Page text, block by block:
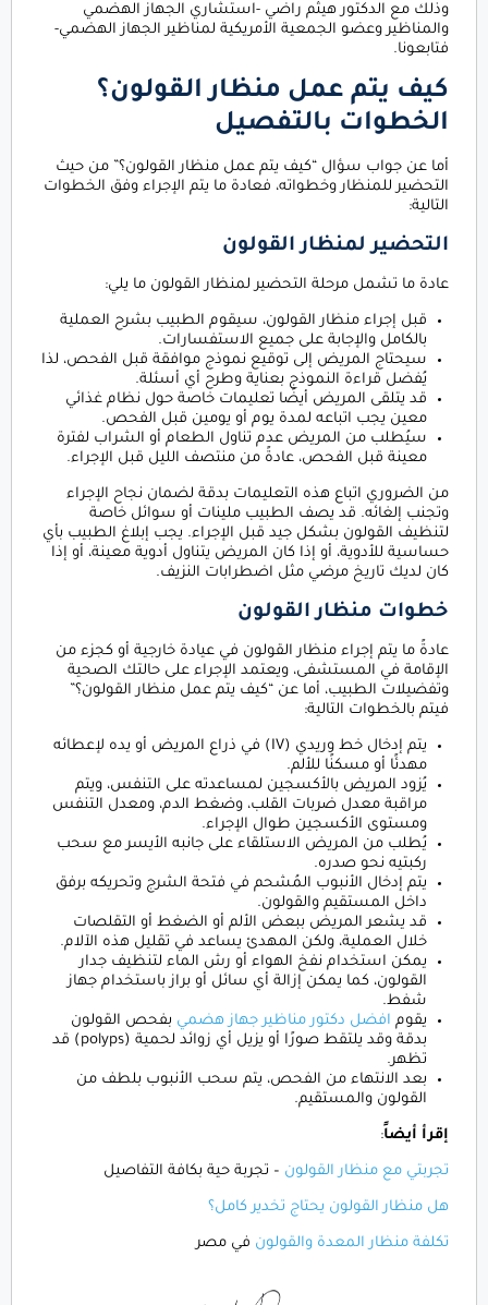
وذلك مع الدكتور هيثم راضي -استشاري الجهاز الهضمي
والمناظير وعضو الجمعية الأمريكية لمناظير الجهاز الهضمي-
فتابعونا.
كيف يتم عمل منظار القولون؟
الخطوات بالتفصيل
أما عن جواب سؤال “كيف يتم عمل منظار القولون؟” من حيث
التحضير للمنظار وخطواته، فعادة ما يتم الإجراء وفق الخطوات
التالية:
التحضير لمنظار القولون
عادة ما تشمل مرحلة التحضير لمنظار القولون ما يلي:
قبل إجراء منظار القولون، سيقوم الطبيب بشرح العملية
بالكامل والإجابة على جميع الاستفسارات.
سيحتاج المريض إلى توقيع نموذج موافقة قبل الفحص، لذا
يُفضل قراءة النموذج بعناية وطرح أي أسئلة.
قد يتلقى المريض أيضًا تعليمات خاصة حول نظام غذائي
معين يجب اتباعه لمدة يوم أو يومين قبل الفحص.
سيُطلب من المريض عدم تناول الطعام أو الشراب لفترة
معينة قبل الفحص، عادةً من منتصف الليل قبل الإجراء.
من الضروري اتباع هذه التعليمات بدقة لضمان نجاح الإجراء
وتجنب إلغائه. قد يصف الطبيب ملينات أو سوائل خاصة
لتنظيف القولون بشكل جيد قبل الإجراء. يجب إبلاغ الطبيب بأي
حساسية للأدوية، أو إذا كان المريض يتناول أدوية معينة، أو إذا
كان لديك تاريخ مرضي مثل اضطرابات النزيف.
خطوات منظار القولون
عادةً ما يتم إجراء منظار القولون في عيادة خارجية أو كجزء من
الإقامة في المستشفى، ويعتمد الإجراء على حالتك الصحية
وتفضيلات الطبيب، أما عن “كيف يتم عمل منظار القولون؟”
فيتم بالخطوات التالية:
يتم إدخال خط وريدي (IV) في ذراع المريض أو يده لإعطائه
مهدئًا أو مسكنًا للألم.
يُزود المريض بالأكسجين لمساعدته على التنفس، ويتم
مراقبة معدل ضربات القلب، وضغط الدم، ومعدل التنفس
ومستوى الأكسجين طوال الإجراء.
يُطلب من المريض الاستلقاء على جانبه الأيسر مع سحب
ركبتيه نحو صدره.
يتم إدخال الأنبوب المُشحم في فتحة الشرج وتحريكه برفق
داخل المستقيم والقولون.
قد يشعر المريض ببعض الألم أو الضغط أو التقلصات
خلال العملية، ولكن المهدئ يساعد في تقليل هذه الآلام.
يمكن استخدام نفخ الهواء أو رش الماء لتنظيف جدار
القولون، كما يمكن إزالة أي سائل أو براز باستخدام جهاز
شفط.
يقوم افضل دكتور مناظير جهاز هضمي بفحص القولون
بدقة وقد يلتقط صورًا أو يزيل أي زوائد لحمية (polyps) قد
تظهر.
بعد الانتهاء من الفحص، يتم سحب الأنبوب بلطف من
القولون والمستقيم.
إقرأ أيضاً:
تجربتي مع منظار القولون – تجربة حية بكافة التفاصيل
هل منظار القولون يحتاج تخدير كامل؟
تكلفة منظار المعدة والقولون في مصر